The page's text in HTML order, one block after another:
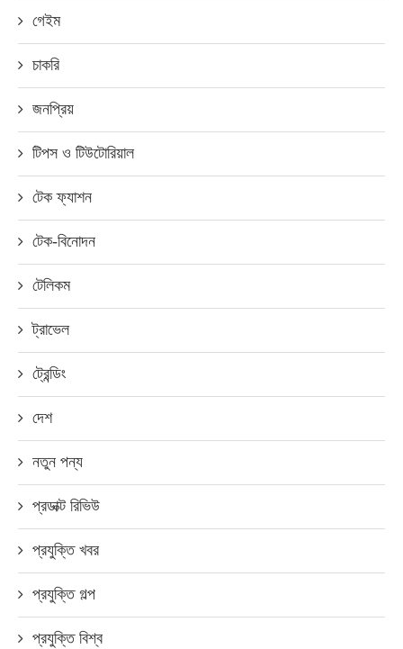
গেইম
চাকরি
জনপ্রিয়
টিপস ও টিউটোরিয়াল
টেক ফ্যাশন
টেক-বিনোদন
টেলিকম
ট্রাভেল
ট্রেন্ডিং
দেশ
নতুন পন্য
প্রডাক্ট রিভিউ
প্রযুক্তি খবর
প্রযুক্তি গল্প
প্রযুক্তি বিশ্ব